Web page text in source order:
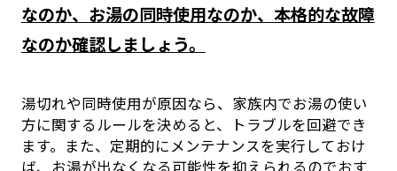
なのか、お湯の同時使用なのか、本格的な故障
なのか確認しましょう。
湯切れや同時使用が原因なら、家族内でお湯の使い
方に関するルールを決めると、トラブルを回避でき
ます。また、定期的にメンテナンスを実行しておけ